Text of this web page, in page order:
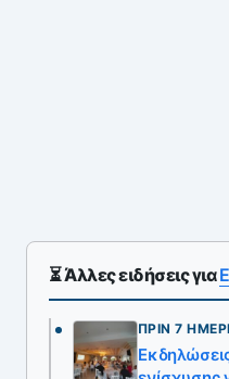
⏳ Άλλες ειδήσεις για
ΠΡΙΝ 7